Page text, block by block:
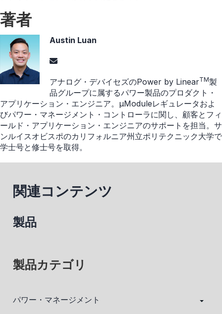
著者
Austin Luan
アナログ・デバイセズのPower by LinearTM製
品グループに属するパワー製品のプロダクト・
アプリケーション・エンジニア。μModuleレギュレータおよ
びパワー・マネージメント・コントローラに関し、顧客とフィ
ールド・アプリケーション・エンジニアのサポートを担当。サ
ンルイスオビスポのカリフォルニア州立ポリテクニック大学で
学士号と修士号を取得。
関連コンテンツ
製品
製品カテゴリ
パワー・マネージメント